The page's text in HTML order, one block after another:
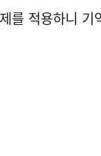
를 적용하니 기